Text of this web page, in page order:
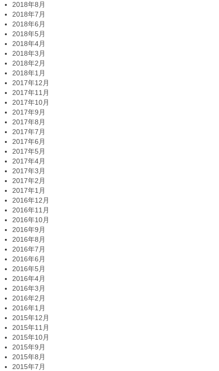
2018年8月
2018年7月
2018年6月
2018年5月
2018年4月
2018年3月
2018年2月
2018年1月
2017年12月
2017年11月
2017年10月
2017年9月
2017年8月
2017年7月
2017年6月
2017年5月
2017年4月
2017年3月
2017年2月
2017年1月
2016年12月
2016年11月
2016年10月
2016年9月
2016年8月
2016年7月
2016年6月
2016年5月
2016年4月
2016年3月
2016年2月
2016年1月
2015年12月
2015年11月
2015年10月
2015年9月
2015年8月
2015年7月